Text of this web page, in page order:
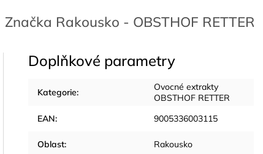
Značka Rakousko - OBSTHOF RETTER
Doplňkové parametry
Kategorie:
Ovocné extrakty
OBSTHOF RETTER
EAN: 9005336003115
Oblast: Rakousko